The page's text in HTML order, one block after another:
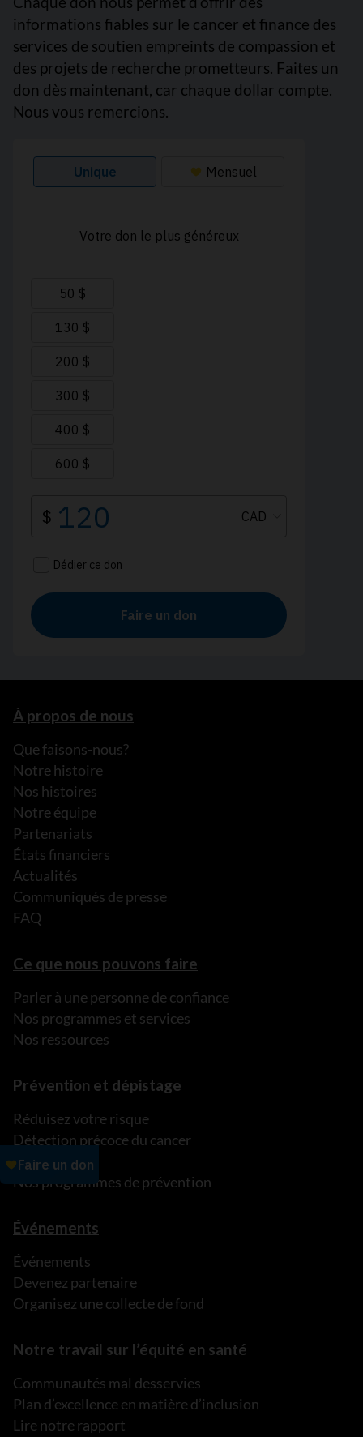
informations fiables sur le cancer et finance des
services de soutien empreints de compassion et
des projets de recherche prometteurs. Faites un
don dès maintenant, car chaque dollar compte.
Nous vous remercions.
À propos de nous
Que faisons-nous?
Notre histoire
Nos histoires
Notre équipe
Partenariats
États financiers
Actualités
Communiqués de presse
FAQ
Ce que nous pouvons faire
Parler à une personne de confiance
Nos programmes et services
Nos ressources
Prévention et dépistage
Réduisez votre risque
Détection précoce du cancer
C’est ma vie!
Nos programmes de prévention
Événements
Événements
Devenez partenaire
Organisez une collecte de fond
Notre travail sur l’équité en santé
Communautés mal desservies
Plan d’excellence en matière d’inclusion
Lire notre rapport